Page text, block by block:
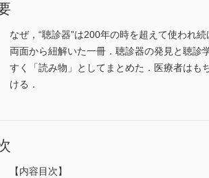
なぜ，“聴診器”は200年の時を超えて使われ
両面から紐解いた一冊．聴診器の発見と聴診
すく「読み物」としてまとめた．医療者はも
ける．
【内容目次】